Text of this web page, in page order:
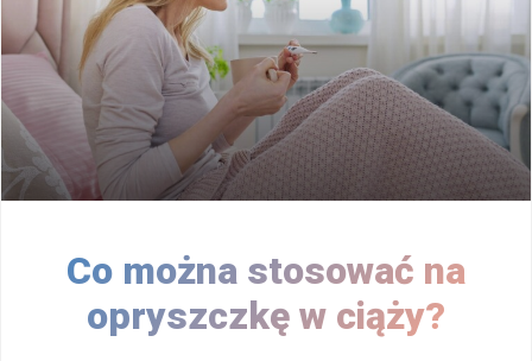
Co można stosować na
opryszczkę w ciąży?